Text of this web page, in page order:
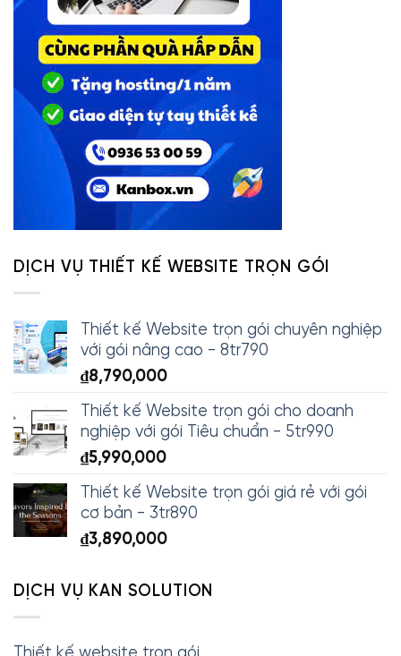
DỊCH VỤ THIẾT KẾ WEBSITE TRỌN GÓI
Thiết kế Website trọn gói chuyên nghiệp
với gói nâng cao - 8tr790
₫8,790,000
Thiết kế Website trọn gói cho doanh
nghiệp với gói Tiêu chuẩn - 5tr990
₫5,990,000
Thiết kế Website trọn gói giá rẻ với gói
cơ bản - 3tr890
₫3,890,000
DỊCH VỤ KAN SOLUTION